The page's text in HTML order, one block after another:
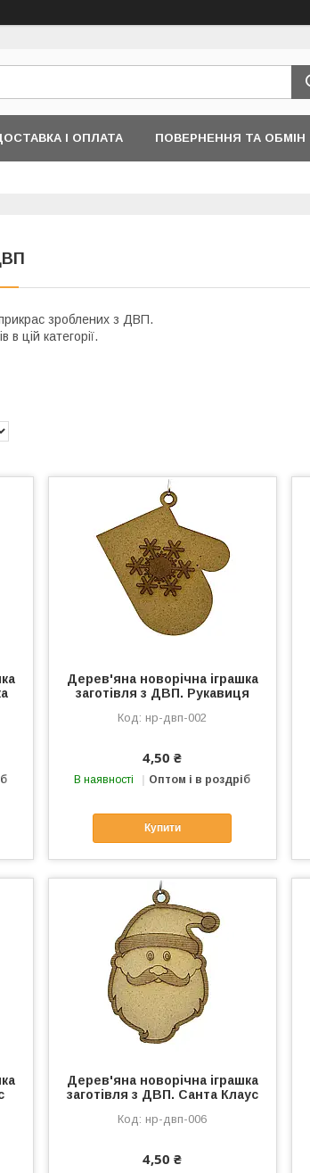
І ОПЛАТА ПОВЕРНЕННЯ ТА ОБМІН
прикрас зроблених з ДВП.
в цій категорії.
Дерев'яна новорічна іграшка
заготівля з ДВП. Рукавиця
нр-двп-002
4,50 ₴
В наявності Оптом і в роздріб
Купити
Дерев'яна новорічна іграшка
заготівля з ДВП. Санта Клаус
нр-двп-006
4,50 ₴